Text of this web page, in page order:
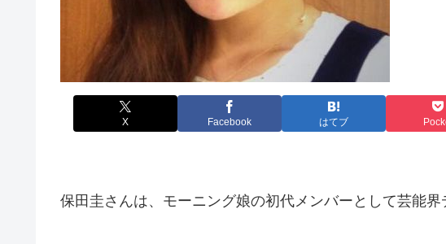
X Facebook はてブ
保田圭さんは、モーニング娘の初代メンバーとして芸能界